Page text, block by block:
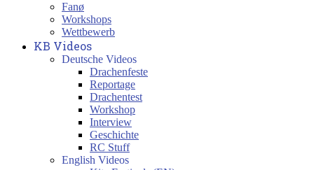
Fanø
Workshops
Wettbewerb
KB Videos
Deutsche Videos
Drachenfeste
Reportage
Drachentest
Workshop
Interview
Geschichte
RC Stuff
English Videos